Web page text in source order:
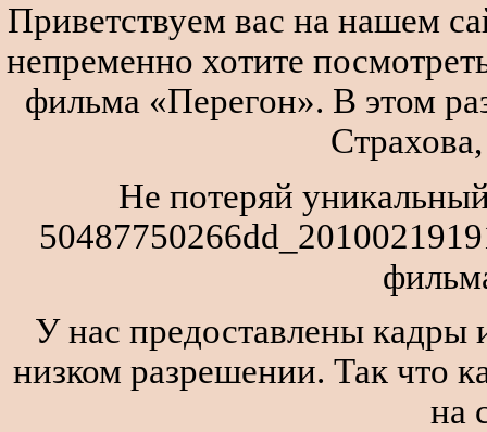
Приветствуем вас на нашем
непременно хотите
фильма «Перегон». В этом
Не потеряй
У нас предоставлены кадры
низком разрешении. Так что
на